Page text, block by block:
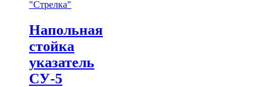
"Стрелка"
Напольная
стойка
указатель
СУ-5